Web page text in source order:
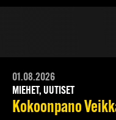
01.08.2026
MIEHET, UUTISET
Kokoonpano